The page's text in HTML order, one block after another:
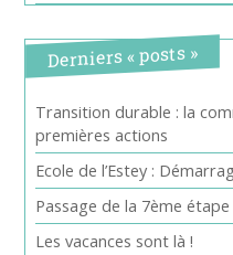
Derniers « posts »
Transition durable : la
premières actions
Ecole de l’Estey :
Passage de la 7ème
Les vacances sont là !